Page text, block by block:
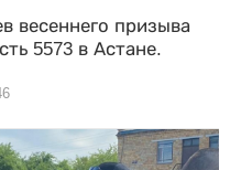
весеннего призыва
5573 в Астане.